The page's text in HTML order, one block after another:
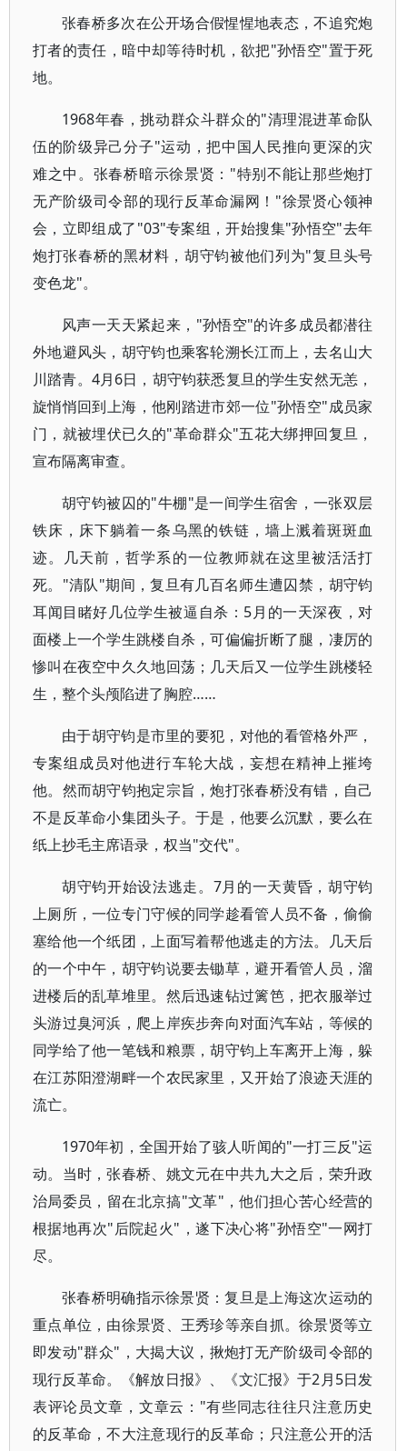
张春桥多次在公开场合假惺惺地表态，不追究炮
打者的责任，暗中却等待时机，欲把"孙悟空"置于死
地。
1968年春，挑动群众斗群众的"清理混进革命队
伍的阶级异己分子"运动，把中国人民推向更深的灾
难之中。张春桥暗示徐景贤："特别不能让那些炮打
无产阶级司令部的现行反革命漏网！"徐景贤心领神
会，立即组成了"03"专案组，开始搜集"孙悟空"去年
炮打张春桥的黑材料，胡守钧被他们列为"复旦头号
变色龙"。
风声一天天紧起来，"孙悟空"的许多成员都潜往
外地避风头，胡守钧也乘客轮溯长江而上，去名山大
川踏青。4月6日，胡守钧获悉复旦的学生安然无恙，
旋悄悄回到上海，他刚踏进市郊一位"孙悟空"成员家
门，就被埋伏已久的"革命群众"五花大绑押回复旦，
宣布隔离审查。
胡守钧被囚的"牛棚"是一间学生宿舍，一张双层
铁床，床下躺着一条乌黑的铁链，墙上溅着斑斑血
迹。几天前，哲学系的一位教师就在这里被活活打
死。"清队"期间，复旦有几百名师生遭囚禁，胡守钧
耳闻目睹好几位学生被逼自杀：5月的一天深夜，对
面楼上一个学生跳楼自杀，可偏偏折断了腿，凄厉的
惨叫在夜空中久久地回荡；几天后又一位学生跳楼轻
生，整个头颅陷进了胸腔……
由于胡守钧是市里的要犯，对他的看管格外严，
专案组成员对他进行车轮大战，妄想在精神上摧垮
他。然而胡守钧抱定宗旨，炮打张春桥没有错，自己
不是反革命小集团头子。于是，他要么沉默，要么在
纸上抄毛主席语录，权当"交代"。
胡守钧开始设法逃走。7月的一天黄昏，胡守钧
上厕所，一位专门守候的同学趁看管人员不备，偷偷
塞给他一个纸团，上面写着帮他逃走的方法。几天后
的一个中午，胡守钧说要去锄草，避开看管人员，溜
进楼后的乱草堆里。然后迅速钻过篱笆，把衣服举过
头游过臭河浜，爬上岸疾步奔向对面汽车站，等候的
同学给了他一笔钱和粮票，胡守钧上车离开上海，躲
在江苏阳澄湖畔一个农民家里，又开始了浪迹天涯的
流亡。
1970年初，全国开始了骇人听闻的"一打三反"运
动。当时，张春桥、姚文元在中共九大之后，荣升政
治局委员，留在北京搞"文革"，他们担心苦心经营的
根据地再次"后院起火"，遂下决心将"孙悟空"一网打
尽。
张春桥明确指示徐景贤：复旦是上海这次运动的
重点单位，由徐景贤、王秀珍等亲自抓。徐景贤等立
即发动"群众"，大揭大议，揪炮打无产阶级司令部的
现行反革命。《解放日报》、《文汇报》于2月5日发
表评论员文章，文章云："有些同志往往只注意历史
的反革命，不大注意现行的反革命；只注意公开的活